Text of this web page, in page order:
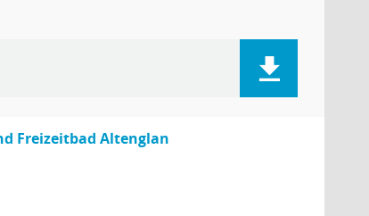
Freizeitbad Altenglan